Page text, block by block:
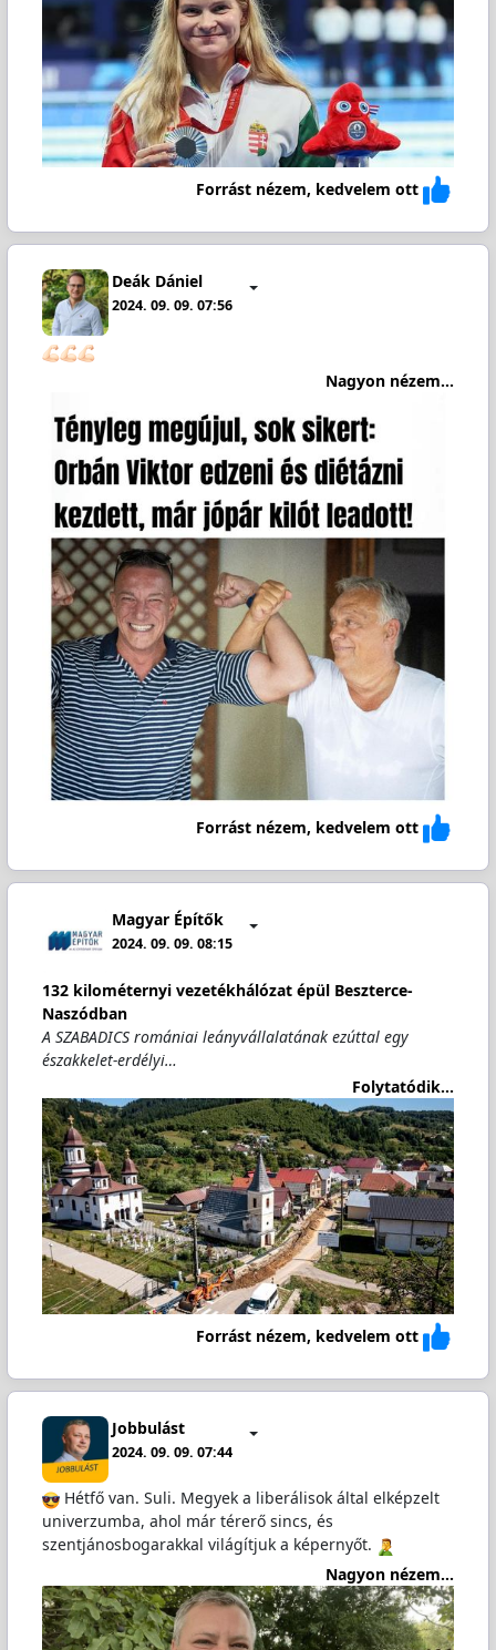
Forrást nézem, kedvelem ott
Deák Dániel
2024. 09. 09. 07:56
Nagyon nézem...
Forrást nézem, kedvelem ott
Magyar Építők
2024. 09. 09. 08:15
132 kilométernyi vezetékhálózat épül Beszterce-
Naszódban
A SZABADICS romániai leányvállalatának ezúttal egy
északkelet-erdélyi…
Folytatódik...
Forrást nézem, kedvelem ott
Jobbulást
2024. 09. 09. 07:44
Hétfő van. Suli. Megyek a liberálisok által elképzelt
univerzumba, ahol már térerő sincs, és
szentjánosbogarakkal világítjuk a képernyőt.
Nagyon nézem...